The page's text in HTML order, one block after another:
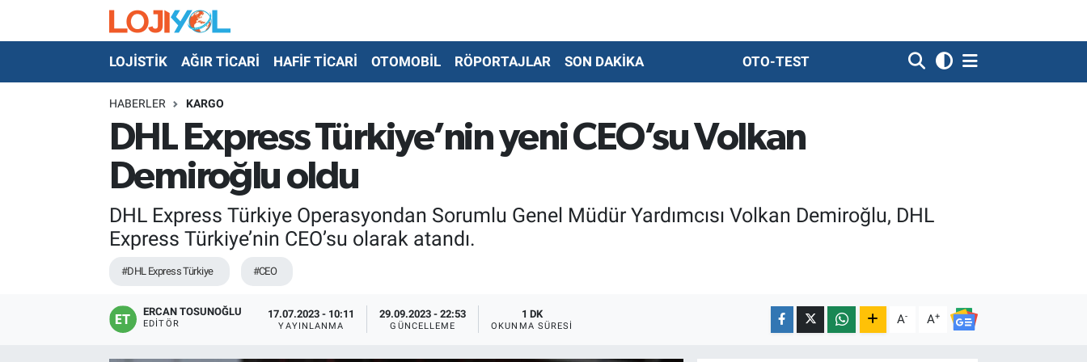
LOJİSTİK AĞIR TİCARİ HAFİF TİCARİ OTOMOBİL RÖPORTAJLAR SON DAKİKA OTO-TEST
HABERLER KARGO
DHL Express Türkiye’nin yeni CEO’su Volkan
Demiroğlu oldu
DHL Express Türkiye Operasyondan Sorumlu Genel Müdür Yardımcısı Volkan Demiroğlu, DHL
Express Türkiye’nin CEO’su olarak atandı.
#DHL Express Türkiye #CEO
ERCAN TOSUNOĞLU
EDITÖR
17.07.2023 - 10:11
YAYINLANMA
29.09.2023 - 22:53
GÜNCELLEME
1 DK
OKUNMA SÜRESI A- A+
OTO-TEST